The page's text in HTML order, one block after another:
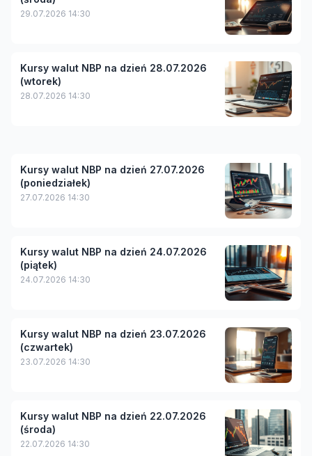
29.07.2026 14:30
Kursy walut NBP na dzień 28.07.2026
(wtorek)
28.07.2026 14:30
Kursy walut NBP na dzień 27.07.2026
(poniedziałek)
27.07.2026 14:30
Kursy walut NBP na dzień 24.07.2026
(piątek)
24.07.2026 14:30
Kursy walut NBP na dzień 23.07.2026
(czwartek)
23.07.2026 14:30
Kursy walut NBP na dzień 22.07.2026
(środa)
22.07.2026 14:30